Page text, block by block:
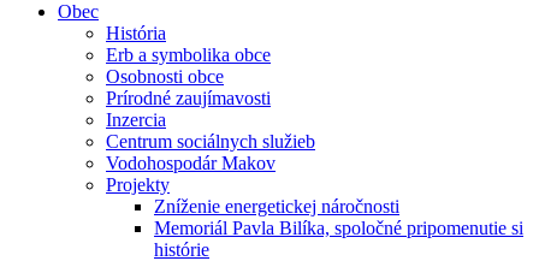
Obec
História
Erb a symbolika obce
Osobnosti obce
Prírodné zaujímavosti
Inzercia
Centrum sociálnych služieb
Vodohospodár Makov
Projekty
Zníženie energetickej náročnosti
Memoriál Pavla Bilíka, spoločné pripomenutie si
histórie